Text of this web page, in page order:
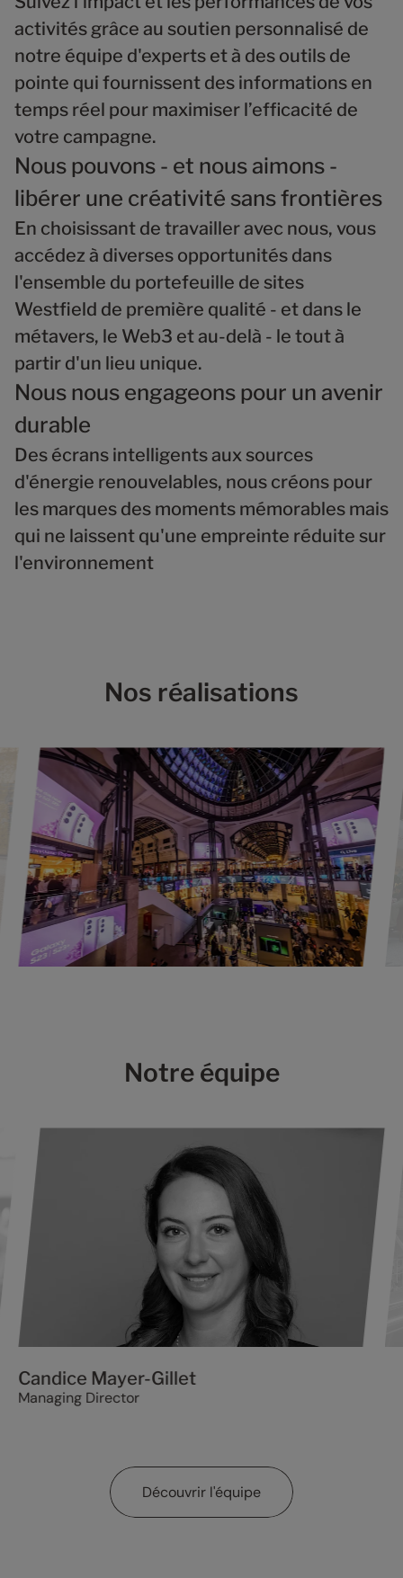
activités grâce au soutien personnalisé de
notre équipe d'experts et à des outils de
pointe qui fournissent des informations en
temps réel pour maximiser l’efficacité de
votre campagne.
Nous pouvons - et nous aimons -
libérer une créativité sans frontières
En choisissant de travailler avec nous, vous
accédez à diverses opportunités dans
l'ensemble du portefeuille de sites
Westfield de première qualité - et dans le
métavers, le Web3 et au-delà - le tout à
partir d'un lieu unique.
Nous nous engageons pour un avenir
durable
Des écrans intelligents aux sources
d'énergie renouvelables, nous créons pour
les marques des moments mémorables mais
qui ne laissent qu'une empreinte réduite sur
l'environnement
Nos réalisations
Notre équipe
Candice Mayer-Gillet
Managing Director
Découvrir l'équipe